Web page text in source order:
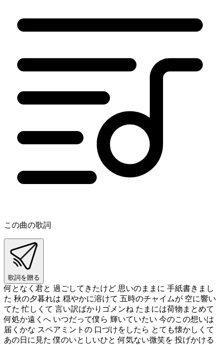
この曲の歌詞
歌詞を贈る
何となく君と 過ごしてきたけど 思いのままに 手紙書きまし
た 秋の夕暮れは 穏やかに溶けて 五時のチャイムが 空に響い
てた 忙しくて 言い訳ばかりゴメンね たまには荷物まとめて
何処か遠くへ いつだって僕ら 輝いていたい 今のこの想いは
届くかな スペアミントの 口づけをしたら とても懐かしくて
あの日に見た 僕のいとしいひと 何気ない微笑を 投げかける